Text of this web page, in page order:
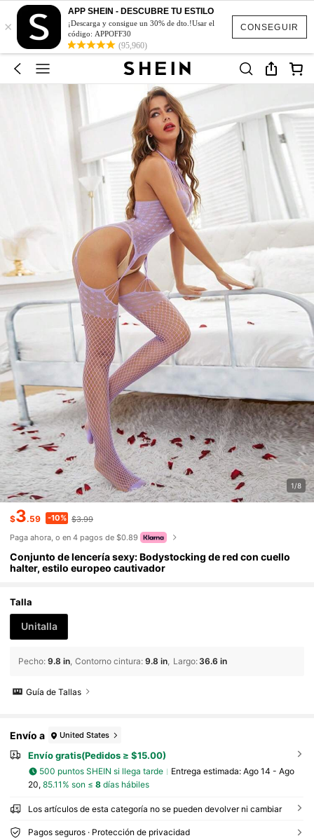
CONSEGUIR
×
APP SHEIN - DESCUBRE TU ESTILO
¡Descarga y consigue un 30% de dto.!Usar el
código: APPOFF30
(95,960)
1/8
$3.59 -10% $3.99
Paga ahora, o en 4 pagos de $0.89
Conjunto de lencería sexy: Bodystocking de red con cuello
halter, estilo europeo cautivador
Talla
Unitalla
Pecho: 9.8 in Contorno cintura: 9.8 in Largo: 36.6 in
Guía de Tallas
Envío a United States
Envío gratis(Pedidos ≥ $15.00)
500 puntos SHEIN si llega tarde Entrega estimada: Ago 14 - Ago
20, 85.11% son ≤ 8días hábiles
Los artículos de esta categoría no se pueden devolver ni cambiar
Pagos seguros · Protección de privacidad